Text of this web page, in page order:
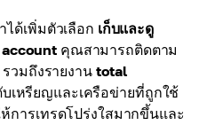
ด้เพิ่มตัวเลือก เก็บและดู
คุณสามารถติดตาม
วมถึงรายงาน total
เหรียญและเครือข่ายที่ถูกใช้
ารเทรดโปร่งใสมากขึ้นและ